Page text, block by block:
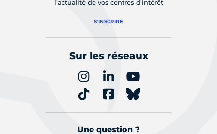
l'actualité de vos centres d'intérêt
S'INSCRIRE
Sur les réseaux
Une question ?